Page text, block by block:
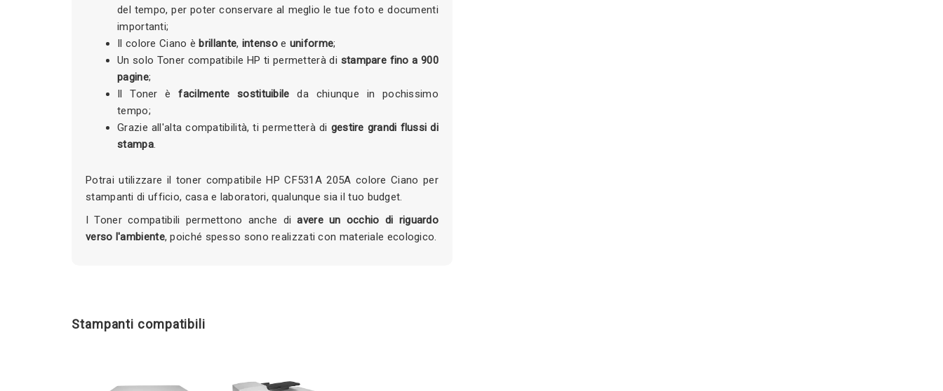
del tempo, per poter conservare al meglio le tue foto e documenti
importanti;
Il colore Ciano è brillante, intensoe uniforme;
Un solo Toner compatibile HP ti permetterà di stampare fino a 900
pagine;
Il Toner èfacilmente sostituibile da chiunque in pochissimo
tempo;
Grazie all'alta compatibilità, ti permetterà di gestire grandi flussi di
stampa.
Potrai utilizzare il toner compatibile HP CF531A 205A colore Ciano per
stampanti di ufficio, casa e laboratori, qualunque sia il tuo budget.
I Toner compatibili permettono anche diavere un occhio di riguardo
verso l'ambiente, poiché spesso sono realizzati con materiale ecologico.
Stampanti compatibili